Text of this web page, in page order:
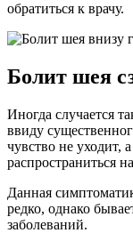
обратиться к врачу.
Болит шея
Иногда случается
ввиду
чувство не уходит,
распространиться
Данная
редко, однако
заболеваний.